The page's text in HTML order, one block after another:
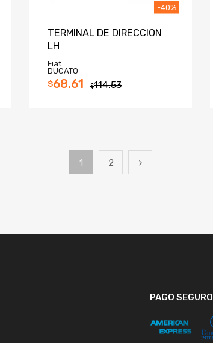
TERMINAL DE DIRECCION
LH
Fiat
DUCATO
$114.53
$68.61
-40%
1 2
PAGO SEGURO